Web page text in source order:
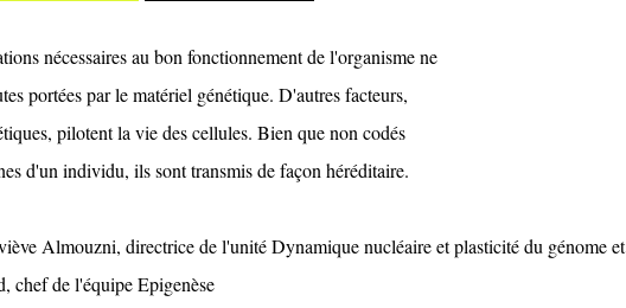
nécessaires au bon fonctionnement de l'organisme ne
portées par le matériel génétique. D'autres facteurs,
pilotent la vie des cellules. Bien que non codés
d'un individu, ils sont transmis de façon héréditaire.
Almouzni, directrice de l'unité Dynamique nucléaire et plasticité du génome et
chef de l'équipe Epigenèse